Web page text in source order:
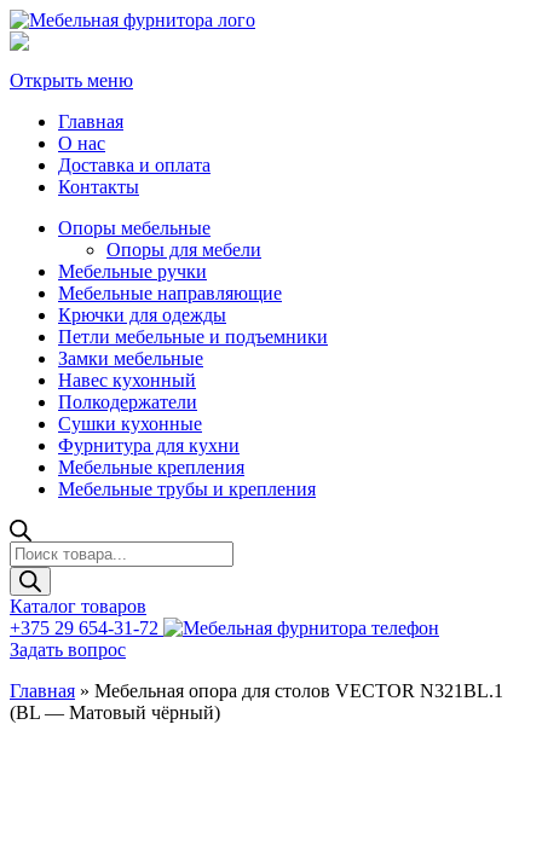
Открыть меню
Главная
О нас
Доставка и оплата
Контакты
Опоры мебельные
Опоры для мебели
Мебельные ручки
Мебельные направляющие
Крючки для одежды
Петли мебельные и подъемники
Замки мебельные
Навес кухонный
Полкодержатели
Сушки кухонные
Фурнитура для кухни
Мебельные крепления
Мебельные трубы и крепления
Поиск
товаров
Каталог товаров
+375 29 654-31-72
Задать вопрос
Главная » Мебельная опора для столов VECTOR N321BL.1
(BL — Матовый чёрный)